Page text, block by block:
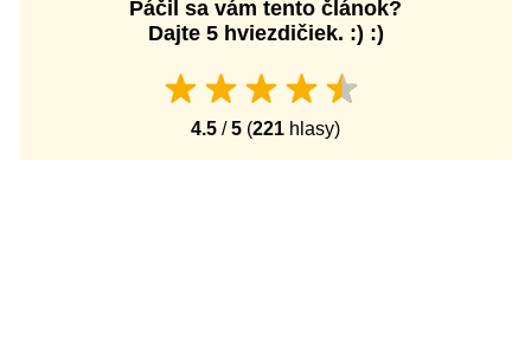
Páčil sa vám tento článok?
Dajte 5 hviezdičiek. :) :)
4.5 /5 (221 hlasy)